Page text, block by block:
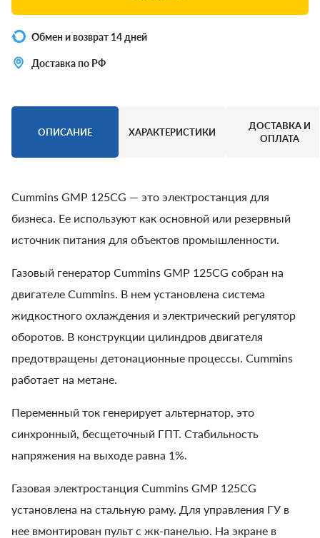
Обмен и возврат 14 дней
Доставка по РФ
ОПИСАНИЕ ХАРАКТЕРИСТИКИ
ДОСТАВКА И
ОПЛАТА
Cummins GMP 125CG — это электростанция для
бизнеса. Ее используют как основной или резервный
источник питания для объектов промышленности.
Газовый генератор Cummins GMP 125CG собран на
двигателе Cummins. В нем установлена система
жидкостного охлаждения и электрический регулятор
оборотов. В конструкции цилиндров двигателя
предотвращены детонационные процессы. Cummins
работает на метане.
Переменный ток генерирует альтернатор, это
синхронный, бесщеточный ГПТ. Стабильность
напряжения на выходе равна 1%.
Газовая электростанция Cummins GMP 125CG
установлена на стальную раму. Для управления ГУ в
нее вмонтирован пульт с жк-панелью. На экране в